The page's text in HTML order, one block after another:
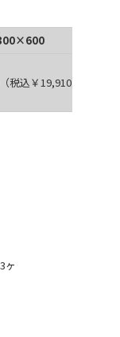
税込￥19,910）
ヶ